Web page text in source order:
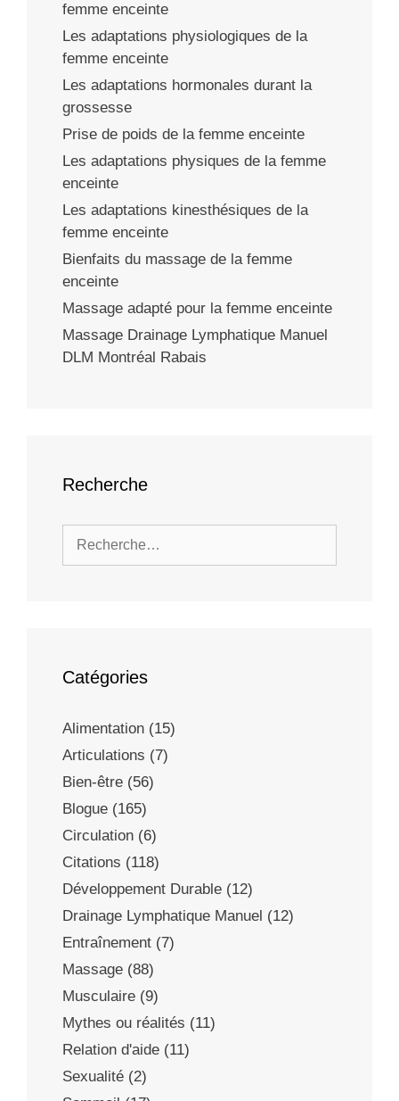
femme enceinte
Les adaptations physiologiques de la
femme enceinte
Les adaptations hormonales durant la
grossesse
Prise de poids de la femme enceinte
Les adaptations physiques de la femme
enceinte
Les adaptations kinesthésiques de la
femme enceinte
Bienfaits du massage de la femme
enceinte
Massage adapté pour la femme enceinte
Massage Drainage Lymphatique Manuel
DLM Montréal Rabais
Recherche
Catégories
Alimentation (15)
Articulations (7)
Bien-être (56)
Blogue (165)
Circulation (6)
Citations (118)
Développement Durable (12)
Drainage Lymphatique Manuel (12)
Entraînement (7)
Massage (88)
Musculaire (9)
Mythes ou réalités (11)
Relation d'aide (11)
Sexualité (2)